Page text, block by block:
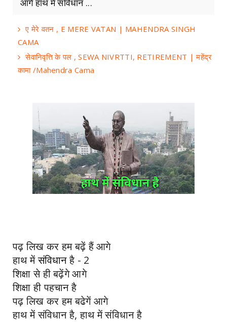
आगे हाथ में संविधान ...
ए मेरे वतन , E MERE VATAN | MAHENDRA SINGH
CAMA
सेवानिवृत्ति के पल , SEWA NIVRTTI, RETIREMENT | महेंद्र
कामा /Mahendra Cama
पढ़ लिख कर हम बढ़ें हैं आगे
हाथ मेंसंविधानहै - 2
शिक्षा से ही बढ़ेंगे आगे
शिक्षा ही पहचान है
पढ़ लिख कर हम बढेगें आगे
हाथ में संविधान है, हाथ में संविधान है